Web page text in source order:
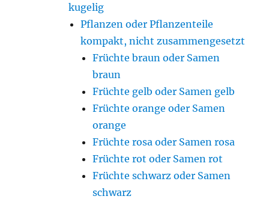
kugelig
Pflanzen oder Pflanzenteile
kompakt, nicht zusammengesetzt
Früchte braun oder Samen
braun
Früchte gelb oder Samen gelb
Früchte orange oder Samen
orange
Früchte rosa oder Samen rosa
Früchte rot oder Samen rot
Früchte schwarz oder Samen
schwarz